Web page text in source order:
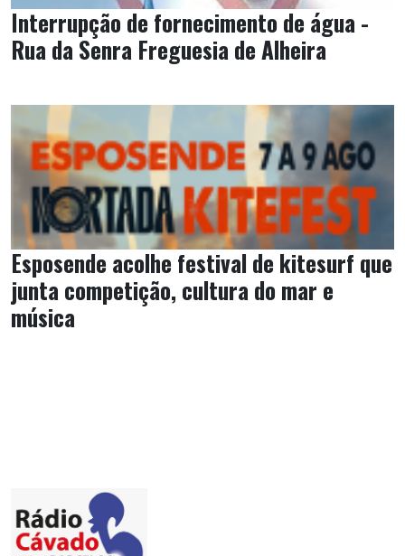
Interrupção de fornecimento de água -
Rua da Senra Freguesia de Alheira
Esposende acolhe festival de kitesurf que
junta competição, cultura do mar e
música